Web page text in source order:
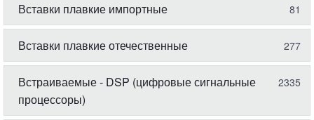
Вставки плавкие импортные 81
Вставки плавкие отечественные 277
Встраиваемые - DSP (цифровые сигнальные
процессоры)
2335